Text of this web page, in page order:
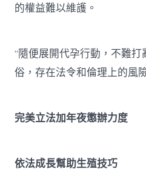
的權益難以維護。
“隨便展開代孕行動，不難
俗，存在法令和倫理上的風
完美立法加年夜懲辦力度
依法成長幫助生殖技巧